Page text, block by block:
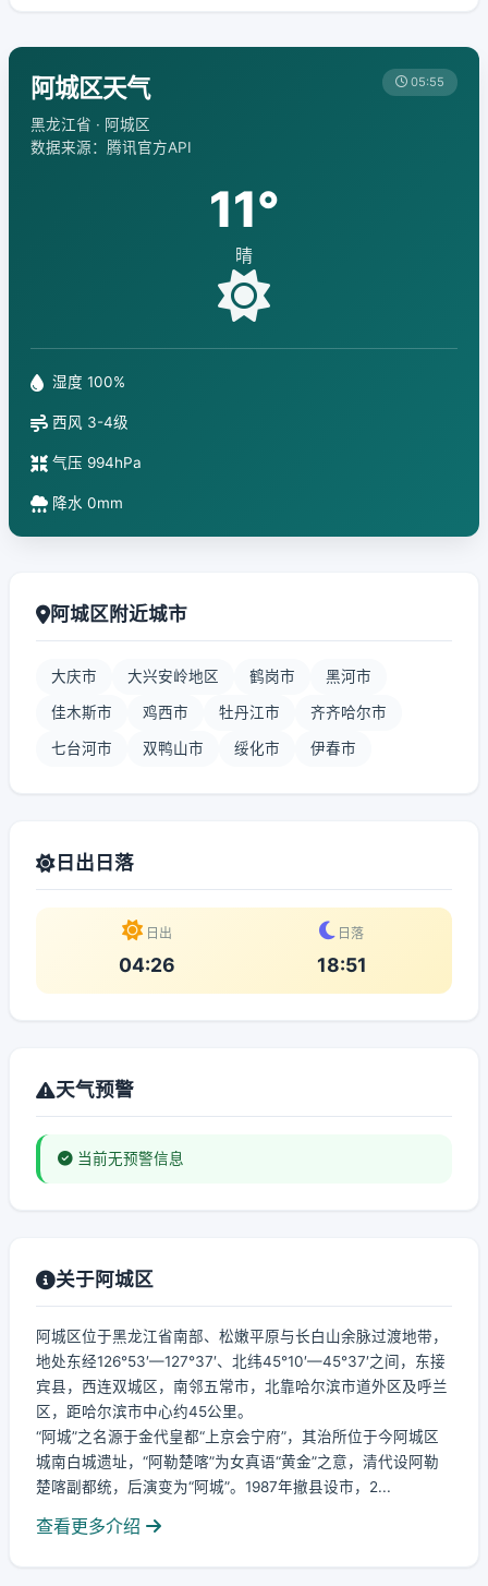
阿城区天气
黑龙江省 · 阿城区
数据来源：腾讯官方API
05:55
11°
晴
湿度 100%
西风 3-4级
气压 994hPa
降水 0mm
阿城区附近城市
大庆市 大兴安岭地区 鹤岗市 黑河市
佳木斯市 鸡西市 牡丹江市 齐齐哈尔市
七台河市 双鸭山市 绥化市 伊春市
日出日落
日出
04:26
日落
18:51
天气预警
当前无预警信息
关于阿城区
阿城区位于黑龙江省南部、松嫩平原与长白山余脉过渡地带，
地处东经126°53′—127°37′、北纬45°10′—45°37′之间，东接
宾县，西连双城区，南邻五常市，北靠哈尔滨市道外区及呼兰
区，距哈尔滨市中心约45公里。
“阿城”之名源于金代皇都“上京会宁府”，其治所位于今阿城区
城南白城遗址，“阿勒楚喀”为女真语“黄金”之意，清代设阿勒
楚喀副都统，后演变为“阿城”。1987年撤县设市，2...
查看更多介绍